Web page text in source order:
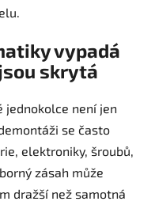
vypadá
skrytá
jednokolce není jen
se často
elektroniky, šroubů,
zásah může
dražší než samotná